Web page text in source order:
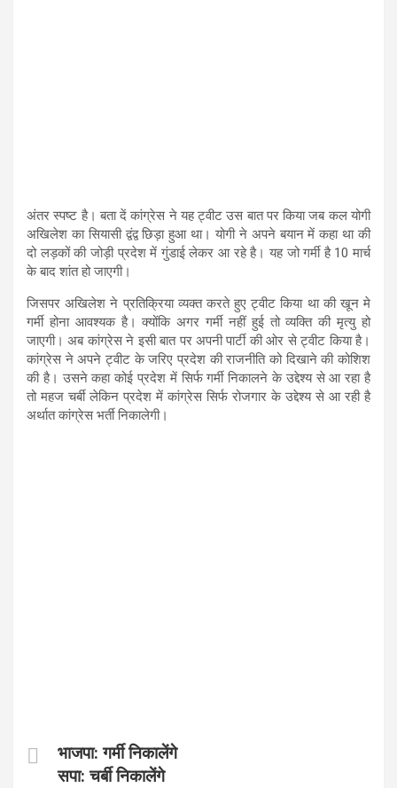
अंतर स्पष्ट है। बता दें कांग्रेस ने यह ट्वीट उस बात पर किया जब कल योगी
अखिलेश का सियासी द्वंद्व छिड़ा हुआ था। योगी ने अपने बयान में कहा था की
दो लड़कों की जोड़ी प्रदेश में गुंडाई लेकर आ रहे है। यह जो गर्मी है 10 मार्च
के बाद शांत हो जाएगी।
जिसपर अखिलेश ने प्रतिक्रिया व्यक्त करते हुए ट्वीट किया था की खून मे
गर्मी होना आवश्यक है। क्योंकि अगर गर्मी नहीं हुई तो व्यक्ति की मृत्यु हो
जाएगी। अब कांग्रेस ने इसी बात पर अपनी पार्टी की ओर से ट्वीट किया है।
कांग्रेस ने अपने ट्वीट के जरिए प्रदेश की राजनीति को दिखाने की कोशिश
की है। उसने कहा कोई प्रदेश में सिर्फ गर्मी निकालने के उद्देश्य से आ रहा है
तो महज चर्बी लेकिन प्रदेश में कांग्रेस सिर्फ रोजगार के उद्देश्य से आ रही है
अर्थात कांग्रेस भर्ती निकालेगी।
भाजपा: गर्मी निकालेंगे
सपा: चर्बी निकालेंगे